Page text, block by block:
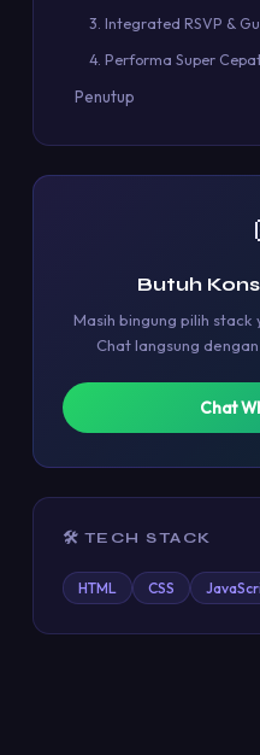
3. Integrated RSVP &
4. Performa Super
Penutup
Butuh
Masih bingung pilih
Chat langsung
Chat
🛠️ TECH STACK
HTML CSS